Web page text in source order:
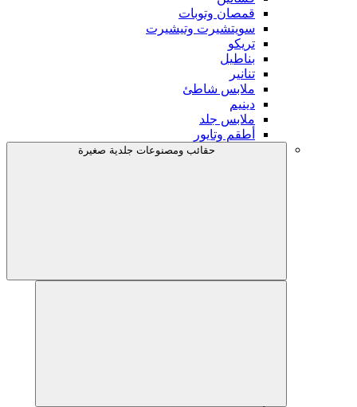
قمصان وتوبات
سويتشيرت وتيشيرت
تريكو
بناطيل
تنانير
ملابس شاطئ
دينيم
ملابس جلد
أطقم وتايور
حقائب ومصنوعات جلدية صغيرة